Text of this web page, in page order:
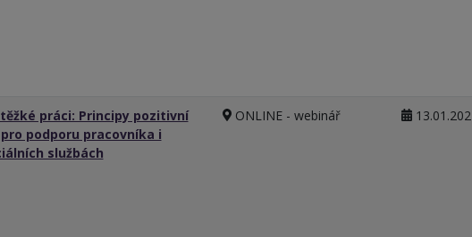
práci: Principy pozitivní
podporu pracovníka i
službách
ONLINE - webinář